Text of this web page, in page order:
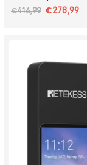
Respiratoire
€416,99 €278,99